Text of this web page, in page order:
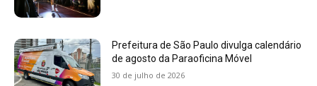
Prefeitura de São Paulo divulga calendário
de agosto da Paraoficina Móvel
30 de julho de 2026